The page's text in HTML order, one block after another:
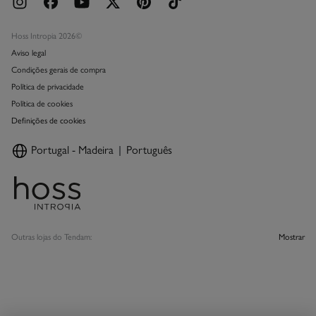
Hoss Intropia 2026©
Aviso legal
Condições gerais de compra
Política de privacidade
Política de cookies
Definições de cookies
Portugal - Madeira Português
Outras lojas do Tendam: Mostrar